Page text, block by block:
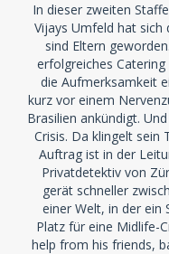
In dieser zweiten
Vijays Umfeld hat sich
sind Eltern
erfolgreiches
die Aufmerksamkeit
kurz vor einem
Brasilien ankündigt.
Crisis. Da klingelt sein
Auftrag ist in der
Privatdetektiv von
gerät schneller
einer Welt, in der ein
Platz für eine Midlife-
help from his friends,